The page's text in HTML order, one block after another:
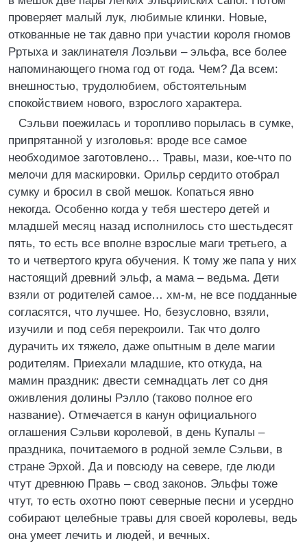
проверяет малый лук, любимые клинки. Новые,
откованные не так давно при участии короля гномов
Рртыха и заклинателя Лоэльви – эльфа, все более
напоминающего гнома год от года. Чем? Да всем:
внешностью, трудолюбием, обстоятельным
спокойствием нового, взрослого характера.
Сэльви поежилась и торопливо порылась в сумке,
припрятанной у изголовья: вроде все самое
необходимое заготовлено… Травы, мази, кое-что по
мелочи для маскировки. Орильр сердито отобрал
сумку и бросил в свой мешок. Копаться явно
некогда. Особенно когда у тебя шестеро детей и
младшей месяц назад исполнилось сто шестьдесят
пять, то есть все вполне взрослые маги третьего, а
то и четвертого круга обучения. К тому же папа у них
настоящий древний эльф, а мама – ведьма. Дети
взяли от родителей самое… хм-м, не все подданные
согласятся, что лучшее. Но, безусловно, взяли,
изучили и под себя перекроили. Так что долго
дурачить их тяжело, даже опытным в деле магии
родителям. Приехали младшие, кто откуда, на
мамин праздник: двести семнадцать лет со дня
оживления долины Рэлло (таково полное его
название). Отмечается в канун официального
оглашения Сэльви королевой, в день Купалы –
праздника, почитаемого в родной земле Сэльви, в
стране Эрхой. Да и повсюду на севере, где люди
чтут древнюю Правь – свод законов. Эльфы тоже
чтут, то есть охотно поют северные песни и усердно
собирают целебные травы для своей королевы, ведь
она умеет лечить и людей, и вечных.